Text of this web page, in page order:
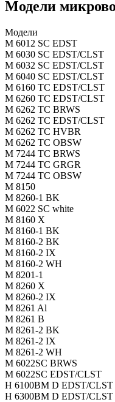
Модели
Модели
M 6012 SC EDST
M 6030 SC EDST/CLST
M 6032 SC EDST/CLST
M 6040 SC EDST/CLST
M 6160 TC EDST/CLST
M 6260 TC EDST/CLST
M 6262 TC BRWS
M 6262 TC EDST/CLST
M 6262 TC HVBR
M 6262 TC OBSW
M 7244 TC BRWS
M 7244 TC GRGR
M 7244 TC OBSW
M 8150
M 8260-1 BK
M 6022 SC white
M 8160 X
M 8160-1 BK
M 8160-2 BK
M 8160-2 IX
M 8160-2 WH
M 8201-1
M 8260 X
M 8260-2 IX
M 8261 Al
M 8261 B
M 8261-2 BK
M 8261-2 IX
M 8261-2 WH
M 6022SC BRWS
M 6022SC EDST/CLST
H 6100BM D EDST/CLST
H 6300BM D EDST/CLST